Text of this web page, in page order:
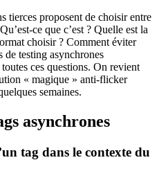
tierces proposent de choisir entre
ce que c’est ? Quelle est la
choisir ? Comment éviter
de testing asynchrones
ces questions. On revient
« magique » anti-flicker
semaines.
asynchrones
tag dans le contexte du